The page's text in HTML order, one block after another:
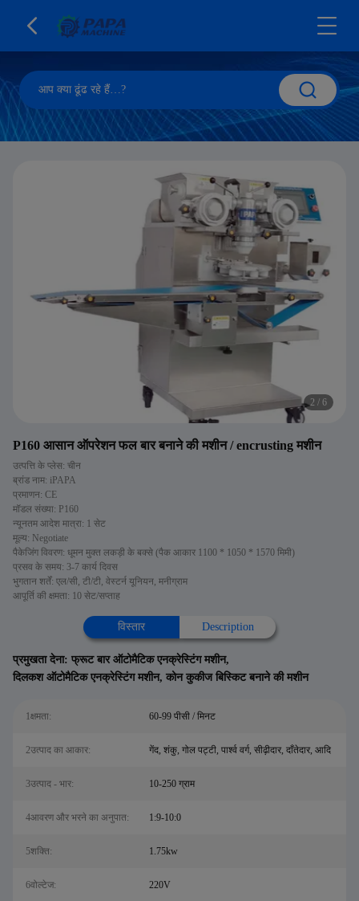
2 / 6
P160 आसान ऑपरेशन फल बार बनाने की मशीन / encrusting मशीन
उत्पत्ति के प्लेस: चीन
ब्रांड नाम: iPAPA
प्रमाणन: CE
मॉडल संख्या: P160
न्यूनतम आदेश मात्रा: 1 सेट
मूल्य: Negotiate
पैकेजिंग विवरण: धूमन मुक्त लकड़ी के बक्से (पैक आकार 1100 * 1050 * 1570 मिमी)
प्रसव के समय: 3-7 कार्य दिवस
भुगतान शर्तें: एल/सी, टी/टी, वेस्टर्न यूनियन, मनीग्राम
आपूर्ति की क्षमता: 10 सेट/सप्ताह
विस्तार Description
प्रमुखता देना: फ्रूट बार ऑटोमैटिक एनक्रेस्टिंग मशीन,
दिलकश ऑटोमैटिक एनक्रेस्टिंग मशीन, कोन कुकीज बिस्किट बनाने की मशीन
1क्षमता: 60-99 पीसी / मिनट
2उत्पाद का आकार: गेंद, शंकु, गोल पट्टी, पार्श्व वर्ग, सीढ़ीदार, दाँतेदार, आदि
3उत्पाद - भार: 10-250 ग्राम
4आवरण और भरने का अनुपात: 1:9-10:0
5शक्ति: 1.75kw
6वोल्टेज: 220V